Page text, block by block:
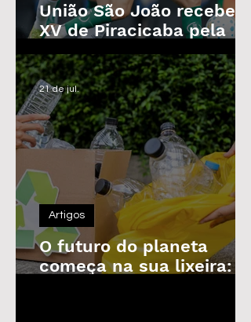
União São João recebe o
XV de Piracicaba pela
Copa Paulista nesta
quarta-feira
O futuro do planeta
começa na sua lixeira: o
Artigos
21 de jul.